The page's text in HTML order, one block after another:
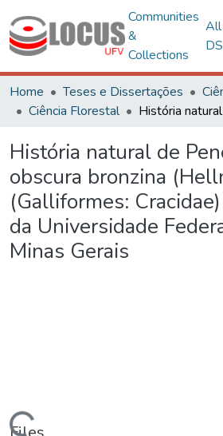
Communities
&
Collections
Home Teses e Dissertações
Ciência Florestal
História natural de
obscura bronzina
(Galliformes:
da Universidade
Minas Gerais